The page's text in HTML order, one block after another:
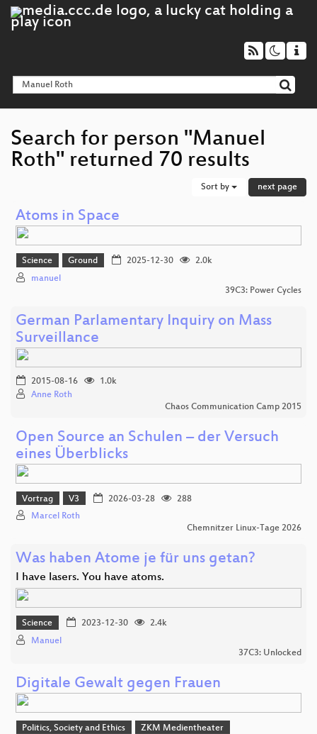
Search for person "Manuel
Roth" returned 70 results
Sort by next page
Atoms in Space
Science Ground 2025-12-30
2.0k
manuel
39C3: Power Cycles
German Parlamentary Inquiry on Mass
Surveillance
2015-08-16
1.0k
Anne Roth
Chaos Communication Camp 2015
Open Source an Schulen – der Versuch
eines Überblicks
Vortrag V3 2026-03-28
288
Marcel Roth
Chemnitzer Linux-Tage 2026
Was haben Atome je für uns getan?
I have lasers. You have atoms.
Science 2023-12-30
2.4k
Manuel
37C3: Unlocked
Digitale Gewalt gegen Frauen
Politics, Society and Ethics
ZKM Medientheater